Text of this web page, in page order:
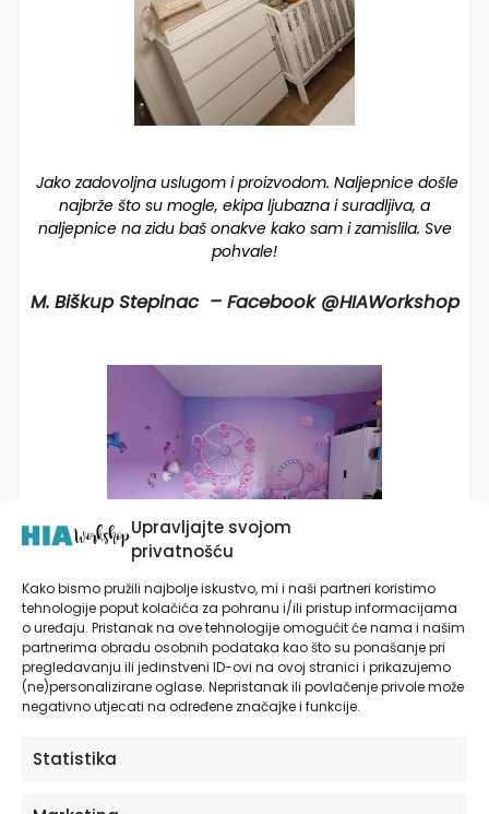
Upravljajte svojom
privatnošću
Kako bismo pružili najbolje iskustvo, mi i naši partneri koristimo
tehnologije poput kolačića za pohranu i/ili pristup informacijama
o uređaju. Pristanak na ove tehnologije omogućit će nama i našim
partnerima obradu osobnih podataka kao što su ponašanje pri
pregledavanju ili jedinstveni ID-ovi na ovoj stranici i prikazujemo
(ne)personalizirane oglase. Nepristanak ili povlačenje privole može
negativno utjecati na određene značajke i funkcije.
Statistika
Jako zadovoljna uslugom i proizvodom. Naljepnice došle
najbrže što su mogle, ekipa ljubazna i suradljiva, a
naljepnice na zidu baš onakve kako sam i zamislila. Sve
pohvale!
M. Biškup Stepinac – Facebook @HIAWorkshop
Fenomenalne tapete, iznimno ljubazno osoblje spremno
pomoći oko svakog pitanja. Pravi profesionalci! Toplo
preporučam!